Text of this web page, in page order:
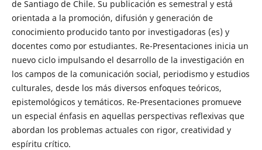
de Santiago de Chile. Su publicación es semestral y está
orientada a la promoción, difusión y generación de
conocimiento producido tanto por investigadoras (es) y
docentes como por estudiantes. Re-Presentaciones inicia un
nuevo ciclo impulsando el desarrollo de la investigación en
los campos de la comunicación social, periodismo y estudios
culturales, desde los más diversos enfoques teóricos,
epistemológicos y temáticos. Re-Presentaciones promueve
un especial énfasis en aquellas perspectivas reflexivas que
abordan los problemas actuales con rigor, creatividad y
espíritu crítico.